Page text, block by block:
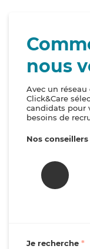
nous
Avec un
Click&Care
candidats pour
besoins de
Nos
Je recherche